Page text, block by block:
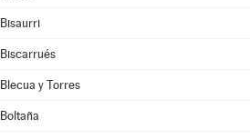
Bisaurri
Biscarrués
Blecua y Torres
Boltaña